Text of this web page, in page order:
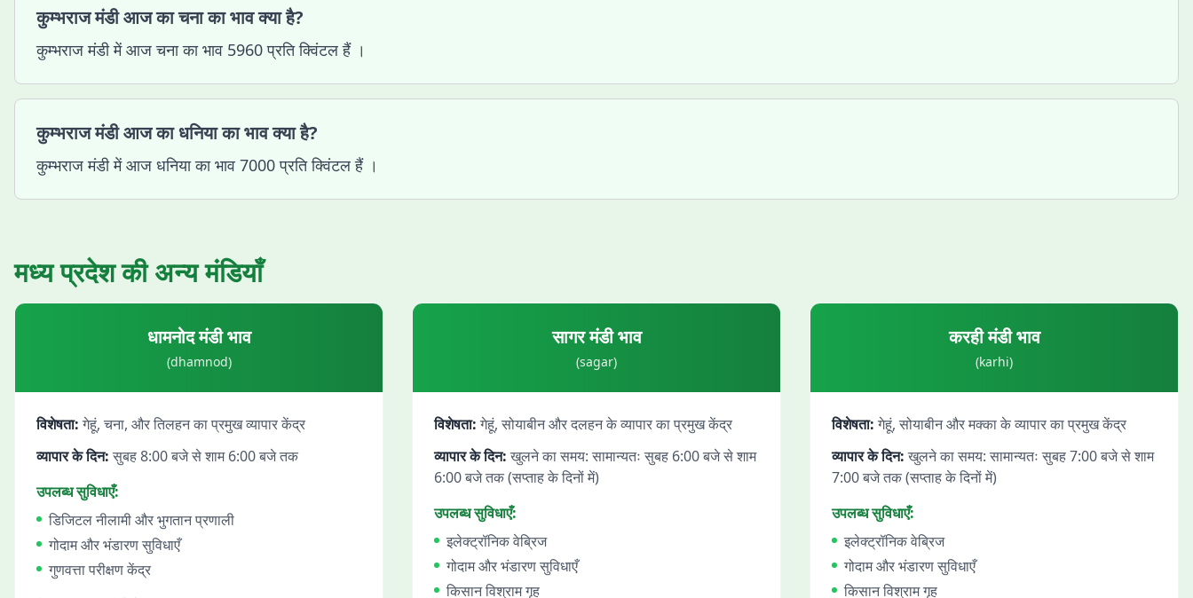
कुम्भराज मंडी आज का चना का भाव क्या है?
कुम्भराज मंडी में आज चना का भाव 5960 प्रति क्विंटल हैं ।
कुम्भराज मंडी आज का धनिया का भाव क्या है?
कुम्भराज मंडी में आज धनिया का भाव 7000 प्रति क्विंटल हैं ।
मध्य प्रदेशकी अन्य मंडियाँ
धामनोदमंडी भाव
(dhamnod)
विशेषता: गेहूं, चना, और तिलहन का प्रमुख व्यापार केंद्र
व्यापार के दिन: सुबह 8:00 बजे से शाम 6:00 बजे तक
उपलब्ध सुविधाएँ:
डिजिटल नीलामी और भुगतान प्रणाली
गोदाम और भंडारण सुविधाएँ
गुणवत्ता परीक्षण केंद्र
सागरमंडी भाव
(sagar)
विशेषता: गेहूं, सोयाबीन और दलहन के व्यापार का प्रमुख केंद्र
व्यापार के दिन: खुलने का समय: सामान्यतः सुबह 6:00 बजे से शाम
6:00 बजे तक (सप्ताह के दिनों में)
उपलब्ध सुविधाएँ:
इलेक्ट्रॉनिक वेब्रिज
गोदाम और भंडारण सुविधाएँ
किसान विश्राम गृह
करहीमंडी भाव
(karhi)
विशेषता: गेहूं, सोयाबीन और मक्का के व्यापार का प्रमुख केंद्र
व्यापार के दिन: खुलने का समय: सामान्यतः सुबह 7:00 बजे से शाम
7:00 बजे तक (सप्ताह के दिनों में)
उपलब्ध सुविधाएँ:
इलेक्ट्रॉनिक वेब्रिज
गोदाम और भंडारण सुविधाएँ
किसान विश्राम गृह